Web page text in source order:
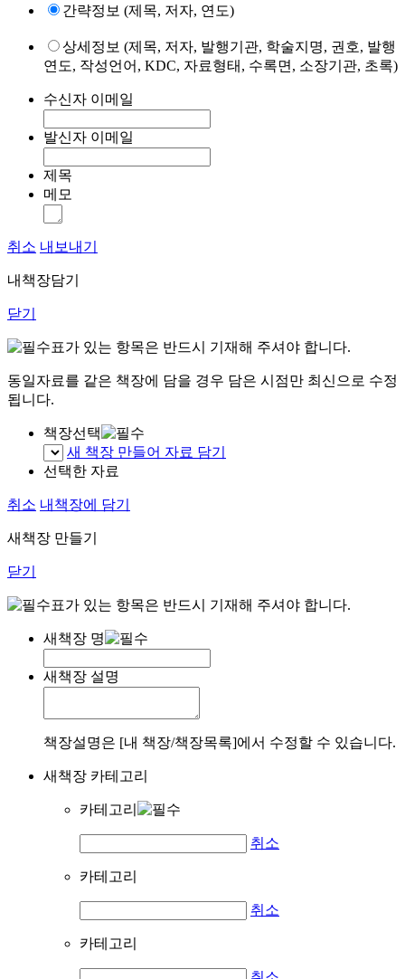
간략정보 (제목, 저자, 연도)
상세정보 (제목, 저자, 발행기관, 학술지명, 권호, 발행
연도, 작성언어, KDC, 자료형태, 수록면, 소장기관, 초록)
수신자 이메일
발신자 이메일
제목
메모
취소 내보내기
내책장담기
닫기
표가 있는 항목은 반드시 기재해 주셔야 합니다.
동일자료를 같은 책장에 담을 경우 담은 시점만 최신으로 수정
됩니다.
책장선택
새 책장 만들어 자료 담기
선택한 자료
취소 내책장에 담기
새책장 만들기
닫기
표가 있는 항목은 반드시 기재해 주셔야 합니다.
새책장 명
새책장 설명
책장설명은 [내 책장/책장목록]에서 수정할 수 있습니다.
새책장 카테고리
카테고리
취소
카테고리
취소
카테고리